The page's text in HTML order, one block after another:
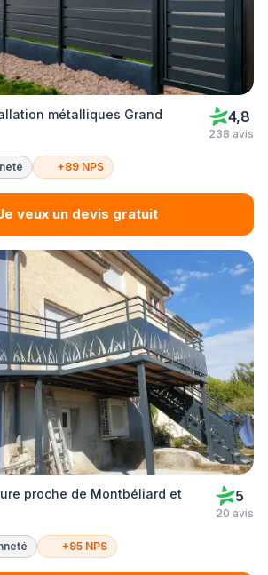
métalliques Grand
4,8
238 avis
+89 NPS
veux un devis gratuit
proche de Montbéliard et
5
20 avis
+95 NPS